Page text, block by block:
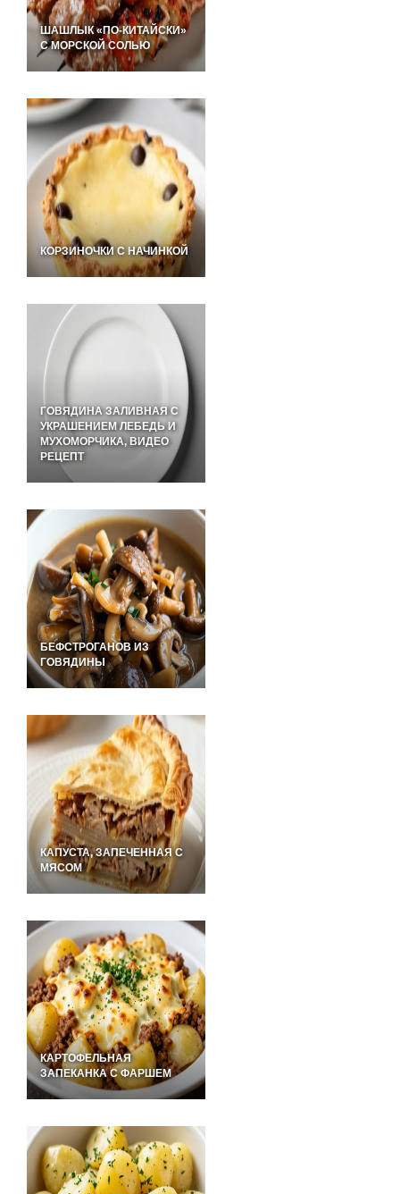
ШАШЛЫК «ПО-КИТАЙСКИ»
С МОРСКОЙ СОЛЬЮ
КОРЗИНОЧКИ С НАЧИНКОЙ
ГОВЯДИНА ЗАЛИВНАЯ С
УКРАШЕНИЕМ ЛЕБЕДЬ И
МУХОМОРЧИКА, ВИДЕО
РЕЦЕПТ
БЕФСТРОГАНОВ ИЗ
ГОВЯДИНЫ
КАПУСТА, ЗАПЕЧЕННАЯ С
МЯСОМ
КАРТОФЕЛЬНАЯ
ЗАПЕКАНКА С ФАРШЕМ